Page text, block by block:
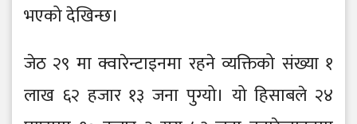
भएको देखिन्छ।
जेठ २९ मा क्वारेन्टाइनमा रहने व्यक्तिको संख्या १
लाख ६२ हजार १३ जना पुग्यो। यो हिसाबले २४